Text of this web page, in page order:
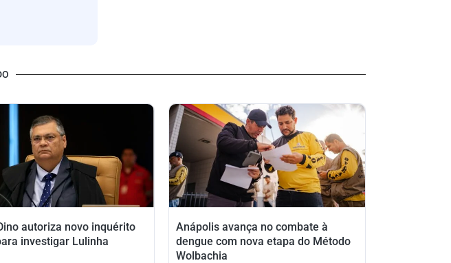
autoriza novo inquérito
investigar Lulinha
Anápolis avança no combate à
dengue com nova etapa do Método
Wolbachia